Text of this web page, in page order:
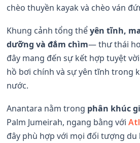
chèo thuyền kayak và chèo ván
Khung cảnh tổng thểyên tĩnh,
dưỡng và đắm chìm— thư thái
đây mang đến sự kết hợp tuyệt
hồ bơi chính và sự yên tĩnh trong
nước.
Anantara nằm trong phân khúc
Palm Jumeirah, ngang bằng với
đây phù hợp với mọi đối tượng